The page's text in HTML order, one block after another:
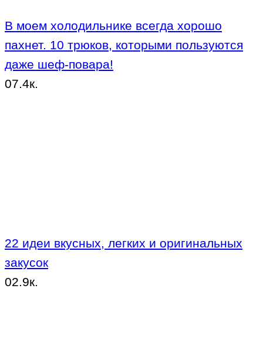
В моем холодильнике всегда хорошо
пахнет. 10 трюков, которыми пользуются
даже шеф-повара!
07.4к.
22 идеи вкусных, легких и оригинальных
закусок
02.9к.